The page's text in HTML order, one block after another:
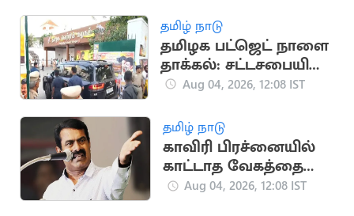
தமிழ் நாடு
தமிழக பட்ஜெட் நாளை
தாக்கல்: சட்டசபையில்
தவெக எம்.எல்.ஏ.க்கள்
Aug 04, 2026, 12:08 IST
தமிழ் நாடு
காவிரி பிரச்னையில்
காட்டாத வேகத்தை
கைதுக்கு காட்டுவது
Aug 04, 2026, 12:08 IST